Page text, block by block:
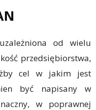
od wielu
przedsiębiorstwa,
cel w jakim jest
być napisany w
w poprawnej